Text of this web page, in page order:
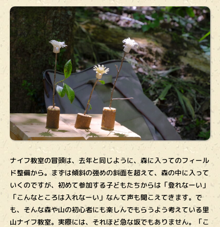
ナイフ教室の冒頭は、去年と同じように、森に入ってのフィール
ド整備から。まずは傾斜の強めの斜面を超えて、森の中に入って
いくのですが、初めて参加する子どもたちからは「登れなーい」
「こんなところは入れなーい」なんて声も聞こえてきます。で
も、そんな森や山の初心者にも楽しんでもらうよう考えている里
山ナイフ教室。実際には、それほど急な坂でもありません。「こ